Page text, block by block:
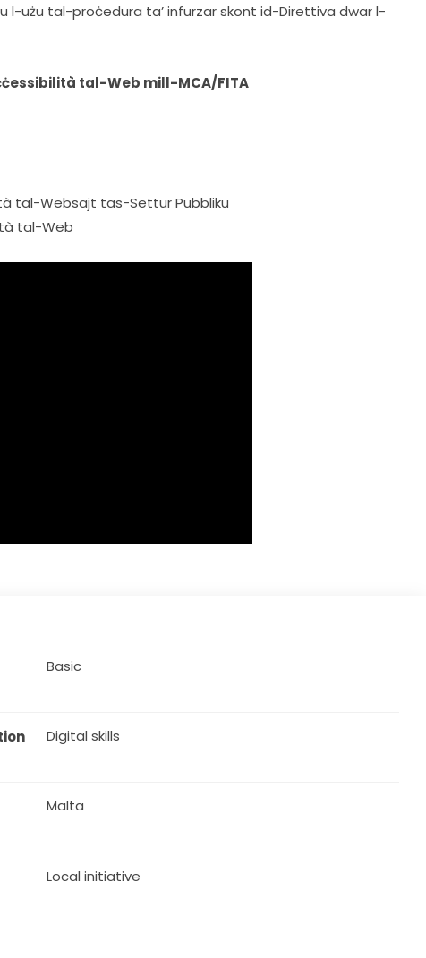
użu tal-proċedura ta’ infurzar skont id-Direttiva dwar l-
tal-Web mill-MCA/FITA
tal-Websajt tas-Settur Pubbliku
tal-Web
Basic
Digital skills
Malta
Local initiative